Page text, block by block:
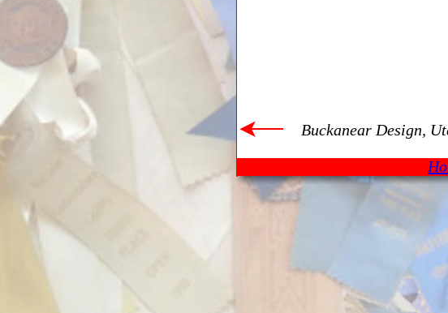
Buckanear Design,